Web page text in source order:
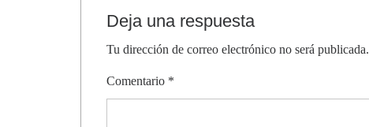
Deja una respuesta
Tu dirección de correo electrónico no será publicada.
Comentario *